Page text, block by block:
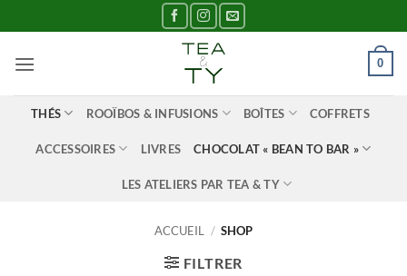
au
contenu
0
THÉS ROOÏBOS & INFUSIONS BOÎTES COFFRETS
ACCESSOIRES LIVRES CHOCOLAT « BEAN TO BAR »
LES ATELIERS PAR TEA & TY
ACCUEIL / SHOP
FILTRER